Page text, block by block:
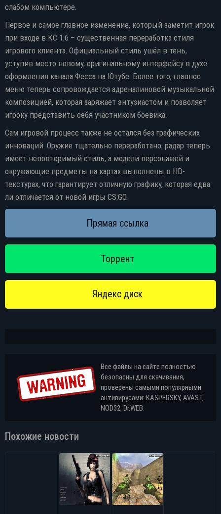
слабом компьютере.
Первое и самое главное изменение, который заметит игрок
при входе в КС 1.6 – существенная переработка стиля
игрового клиента. Официальный стиль ушёл в тень,
уступив место новому, оригинальному интерфейсу в духе
оформления канала Фесса на Ютубе. Более того, главное
меню теперь сопровождается адреналиновой музыкальной
композицией, которая заряжает энтузиастом и позволяет
игроку представить себя участником боевика.
Сам игровой процесс также не остался без графических
инноваций. Оружие тщательно переработано, радар теперь
имеет неповторимый стиль, а модели персонажей и
окружающие предметы на картах выполнены в HD-
текстурах, что гарантирует отличную графику, которая едва
ли отличается от новой игры CS:GO.
Все файлы на сайте полностью
безопасны для скачивания,
проверены самыми популярными
антивирусами: KASPERSKY, AVAST,
NOD32, Dr.WEB.
Похожие новости